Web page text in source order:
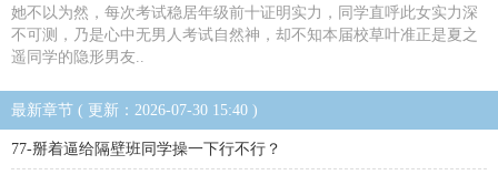
她不以为然，每次考试稳居年级前十证明实力，同学直呼此女实力深
不可测，乃是心中无男人考试自然神，却不知本届校草叶准正是夏之
遥同学的隐形男友..
最新章节 ( 更新：2026-07-30 15:40 )
77-掰着逼给隔壁班同学操一下行不行？